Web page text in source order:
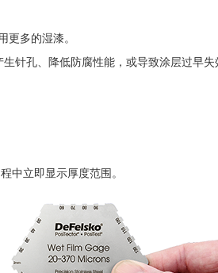
多的湿漆。
针孔、降低防腐性能，或导致涂层过早失
中立即显示厚度范围。